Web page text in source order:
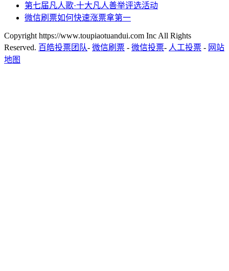
第七届凡人歌·十大凡人善举评选活动
微信刷票如何快速涨票拿第一
Copyright https://www.toupiaotuandui.com Inc All Rights
Reserved. 百皓投票团队- 微信刷票 - 微信投票- 人工投票 - 网站
地图